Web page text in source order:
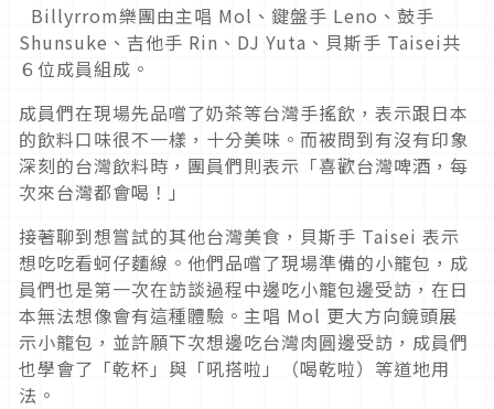
Billyrrom樂團由主唱 Mol、鍵盤手 Leno、鼓手
Shunsuke、吉他手 Rin、DJ Yuta、貝斯手 Taisei共
６位成員組成。
成員們在現場先品嚐了奶茶等台灣手搖飲，表示跟日本
的飲料口味很不一樣，十分美味。而被問到有沒有印象
深刻的台灣飲料時，團員們則表示「喜歡台灣啤酒，每
次來台灣都會喝！」
接著聊到想嘗試的其他台灣美食，貝斯手 Taisei 表示
想吃吃看蚵仔麵線。他們品嚐了現場準備的小籠包，成
員們也是第一次在訪談過程中邊吃小籠包邊受訪，在日
本無法想像會有這種體驗。主唱 Mol 更大方向鏡頭展
示小籠包，並許願下次想邊吃台灣肉圓邊受訪，成員們
也學會了「乾杯」與「吼搭啦」（喝乾啦）等道地用
法。